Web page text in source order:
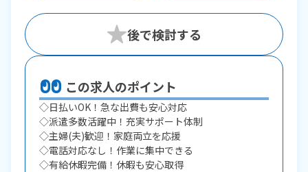
この求人のポイント
◇日払いOK！急な出費も安心対応
◇派遣多数活躍中！充実サポート体制
◇主婦(夫)歓迎！家庭両立を応援
◇電話対応なし！作業に集中できる
◇有給休暇完備！休暇も安心取得